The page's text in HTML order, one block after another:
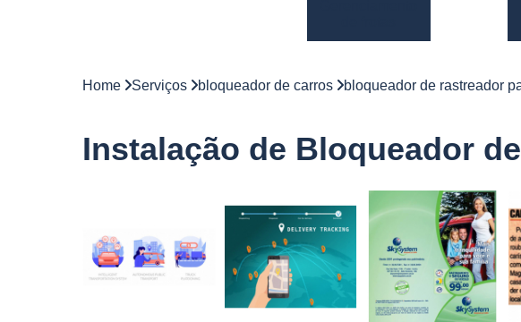
Monitoramento
de frotas
Monitoramentos
veiculares
Rastreador
carro
Rastreadores
automotivos
Home Serviços bloqueador de carros bloqueador de rastreador
Instalação de Bloqueador